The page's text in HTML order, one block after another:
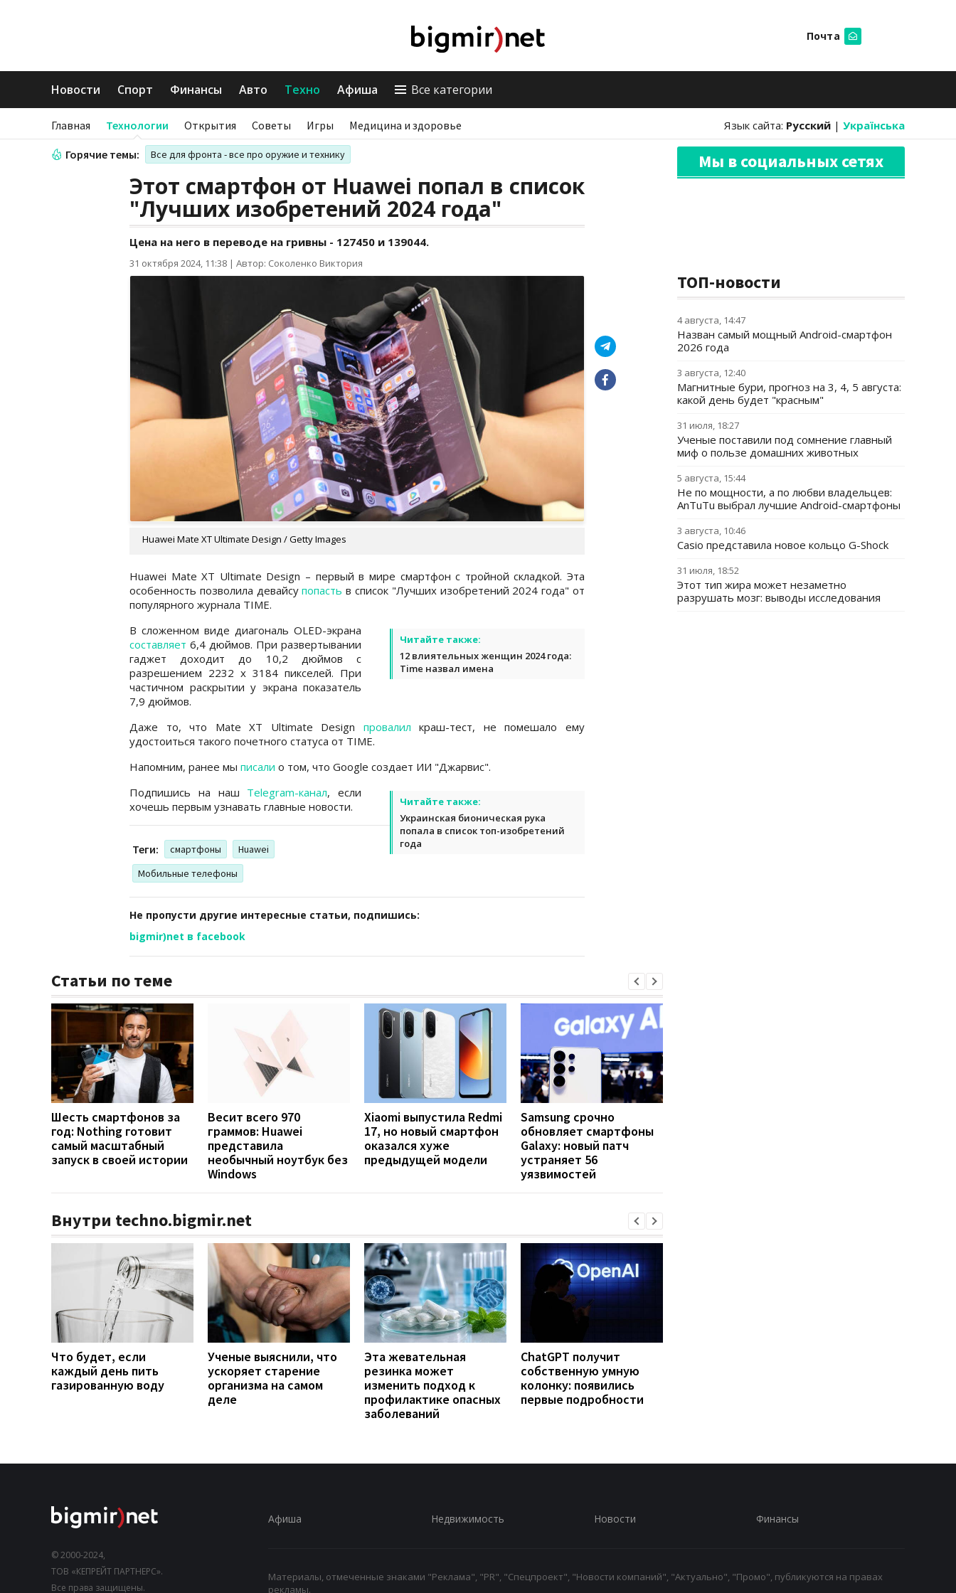
Почта
Новости Спорт Финансы Авто Техно Афиша Все категории
Главная Технологии Открытия Советы Игры Медицина и здоровье Язык сайта: Русский | Українська
Горячие темы: Все для фронта - все про оружие и технику
Этот смартфон от Huawei попал в список
"Лучших изобретений 2024 года"
Цена на него в переводе на гривны - 127450 и 139044.
31 октября 2024, 11:38 | Автор: Соколенко Виктория
Huawei Mate XT Ultimate Design / Getty Images
Huawei Mate XT Ultimate Design – первый в мире смартфон с тройной складкой. Эта
особенность позволила девайсупопасть в список "Лучших изобретений 2024 года" от
популярного журнала TIME.
Читайте также:
12 влиятельных женщин 2024 года:
Time назвал имена
В сложенном виде диагональ OLED-экрана
составляет 6,4 дюймов. При развертывании
гаджет доходит до 10,2 дюймов с
разрешением 2232 x 3184 пикселей. При
частичном раскрытии у экрана показатель
7,9 дюймов.
Даже то, что Mate XT Ultimate Design провалил краш-тест, не помешало ему
удостоиться такого почетного статуса от TIME.
Напомним, ранее мы писали о том, что Google создает ИИ "Джарвис".
Читайте также:
Украинская бионическая рука
попала в список топ-изобретений
года
Подпишись на наш Telegram-канал, если
хочешь первым узнавать главные новости.
Теги: смартфоны
Huawei
Мобильные телефоны
Не пропусти другие интересные статьи, подпишись:
bigmir)net в facebook
Статьи по теме
Шесть смартфонов за
год: Nothing готовит
самый масштабный
запуск в своей истории
Весит всего 970
граммов: Huawei
представила
необычный ноутбук без
Windows
Xiaomi выпустила Redmi
17, но новый смартфон
оказался хуже
предыдущей модели
Samsung срочно
обновляет смартфоны
Galaxy: новый патч
устраняет 56
уязвимостей
Внутри techno.bigmir.net
Что будет, если
каждый день пить
газированную воду
Ученые выяснили, что
ускоряет старение
организма на самом
деле
Эта жевательная
резинка может
изменить подход к
профилактике опасных
заболеваний
ChatGPT получит
собственную умную
колонку: появились
первые подробности
Мы в социальных сетях
ТОП-новости
4 августа, 14:47
Назван самый мощный Android-смартфон
2026 года
3 августа, 12:40
Магнитные бури, прогноз на 3, 4, 5 августа:
какой день будет "красным"
31 июля, 18:27
Ученые поставили под сомнение главный
миф о пользе домашних животных
5 августа, 15:44
Не по мощности, а по любви владельцев:
AnTuTu выбрал лучшие Android-смартфоны
3 августа, 10:46
Casio представила новое кольцо G-Shock
31 июля, 18:52
Этот тип жира может незаметно
разрушать мозг: выводы исследования
© 2000-2024,
ТОВ «КЕПРЕЙТ ПАРТНЕРС».
Все права защищены.
Афиша Недвижимость Новости Финансы
Материалы, отмеченные знаками "Реклама", "PR", "Спецпроект", "Новости компаний", "Актуально", "Промо", публикуются на правах
рекламы.